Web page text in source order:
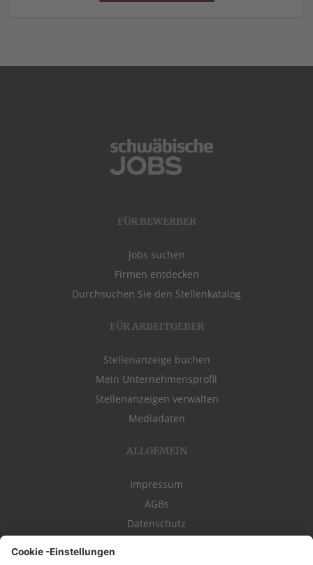
FÜR BEWERBER
Jobs suchen
Firmen entdecken
Durchsuchen Sie den Stellenkatalog
FÜR ARBEITGEBER
Stellenanzeige buchen
Mein Unternehmensprofil
Stellenanzeigen verwalten
Mediadaten
ALLGEMEIN
Impressum
AGBs
Datenschutz